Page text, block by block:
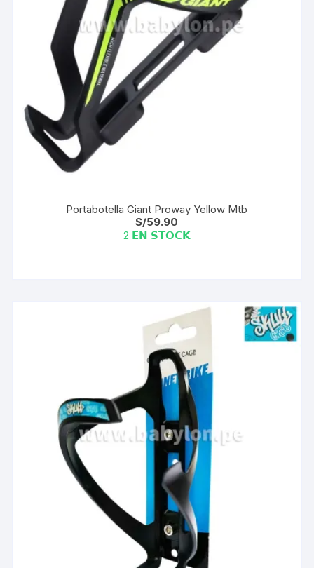
Portabotella Giant Proway Yellow Mtb
S/59.90
2 𝗘𝗡 𝗦𝗧𝗢𝗖𝗞